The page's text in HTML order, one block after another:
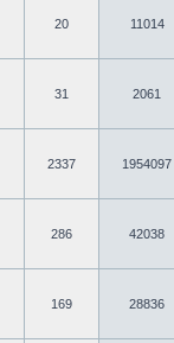
20 11014
31 2061
2337 1954097
286 42038
169 28836